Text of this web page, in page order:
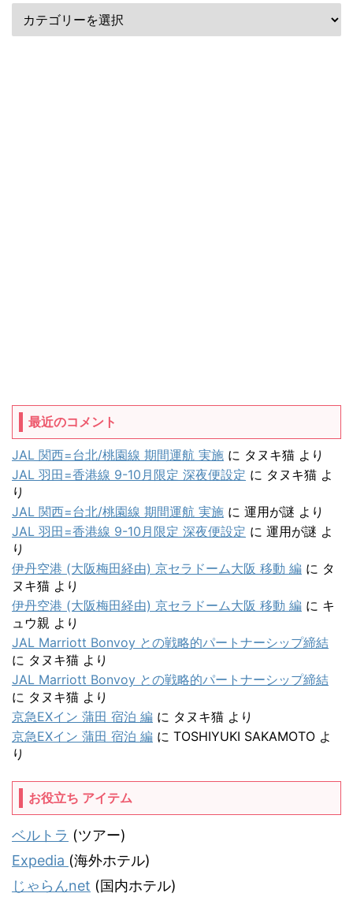
最近のコメント
JAL 関西=台北/桃園線 期間運航 実施 に タヌキ猫 より
JAL 羽田=香港線 9-10月限定 深夜便設定 に タヌキ猫 よ
り
JAL 関西=台北/桃園線 期間運航 実施 に 運用が謎 より
JAL 羽田=香港線 9-10月限定 深夜便設定 に 運用が謎 よ
り
伊丹空港 (大阪梅田経由) 京セラドーム大阪 移動 編 に タ
ヌキ猫 より
伊丹空港 (大阪梅田経由) 京セラドーム大阪 移動 編 に キ
ュウ親 より
JAL Marriott Bonvoy との戦略的パートナーシップ締結
に タヌキ猫 より
JAL Marriott Bonvoy との戦略的パートナーシップ締結
に タヌキ猫 より
京急EXイン 蒲田 宿泊 編 に タヌキ猫 より
京急EXイン 蒲田 宿泊 編 に TOSHIYUKI SAKAMOTO よ
り
お役立ち アイテム
ベルトラ (ツアー)
Expedia (海外ホテル)
じゃらんnet (国内ホテル)